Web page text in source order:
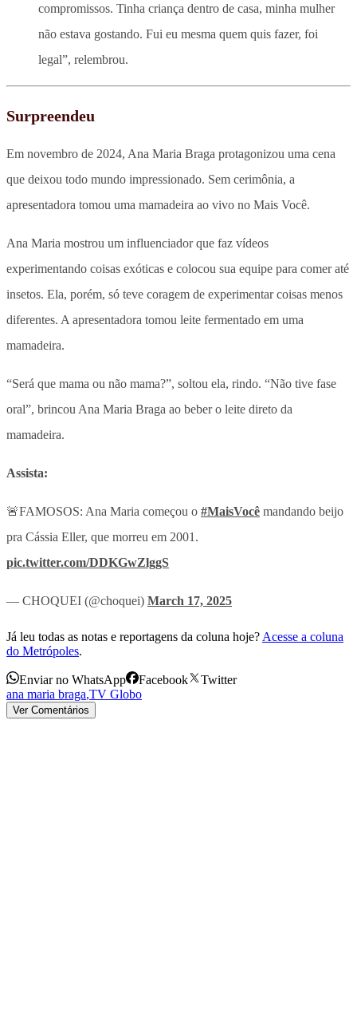
compromissos. Tinha criança dentro de casa, minha mulher
não estava gostando. Fui eu mesma quem quis fazer, foi
legal”, relembrou.
Surpreendeu
Em novembro de 2024, Ana Maria Braga protagonizou uma cena
que deixou todo mundo impressionado. Sem cerimônia, a
apresentadora tomou uma mamadeira ao vivo no Mais Você.
Ana Maria mostrou um influenciador que faz vídeos
experimentando coisas exóticas e colocou sua equipe para comer até
insetos. Ela, porém, só teve coragem de experimentar coisas menos
diferentes. A apresentadora tomou leite fermentado em uma
mamadeira.
“Será que mama ou não mama?”, soltou ela, rindo. “Não tive fase
oral”, brincou Ana Maria Braga ao beber o leite direto da
mamadeira.
Assista:
🚨FAMOSOS: Ana Maria começou o #MaisVocê mandando beijo
pra Cássia Eller, que morreu em 2001.
pic.twitter.com/DDKGwZlggS
— CHOQUEI (@choquei) March 17, 2025
Já leu todas as notas e reportagens da coluna hoje? Acesse a coluna
do Metrópoles.
Enviar no WhatsApp Facebook
Twitter
ana maria braga,TV Globo
Ver Comentários